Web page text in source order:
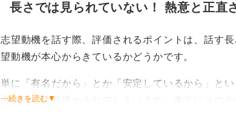
長さでは見られていない！ 熱意と正直
志望動機を話す際、評価されるポイントは、話す
望動機が本心からきているかどうかです。
単に「有名だから」とか「安定しているから」と
面接官には見透かされてしまいます。本当にその会
⋯続きを読む▼